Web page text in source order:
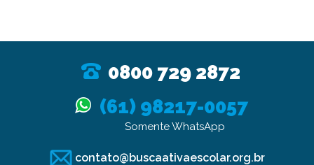
0800 729 2872
(61) 98217-0057
Somente WhatsApp
contato@buscaativaescolar.org.br